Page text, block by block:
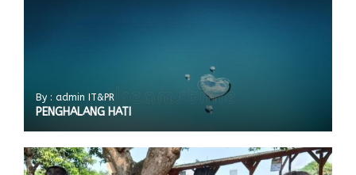
By : admin IT&PR
PENGHALANG HATI